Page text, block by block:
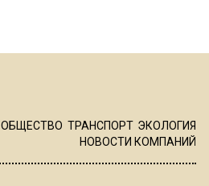
ОБЩЕСТВО ТРАНСПОРТ ЭКОЛОГИЯ
НОВОСТИ КОМПАНИЙ